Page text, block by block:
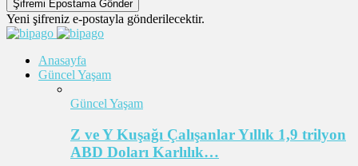
Yeni şifreniz e-postayla gönderilecektir.
Anasayfa
Güncel Yaşam
Güncel Yaşam
Z ve Y Kuşağı Çalışanlar Yıllık 1,9 trilyon
ABD Doları Karlılık…